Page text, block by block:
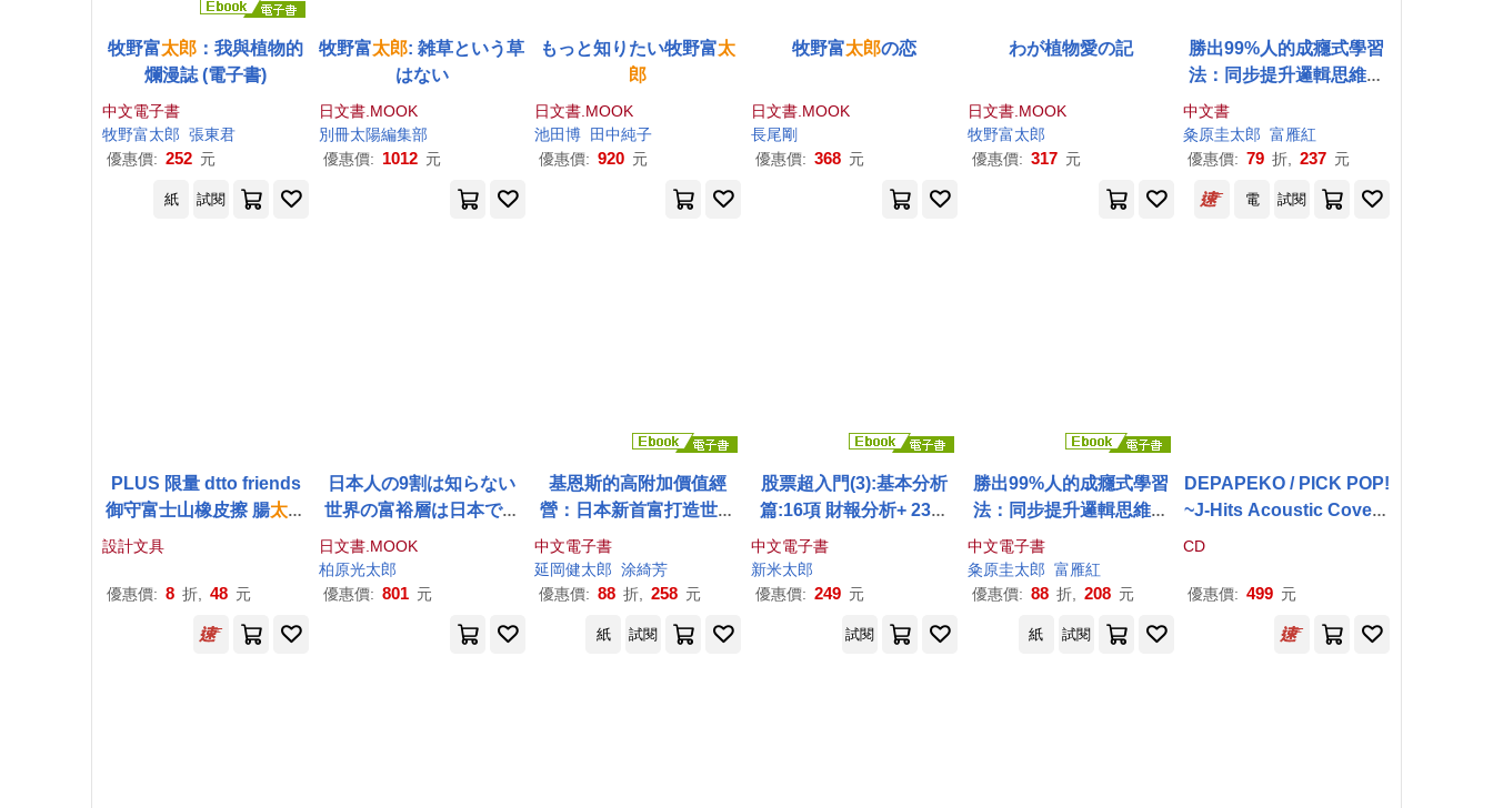
牧野富太郎 ：我與植物的
爛漫誌 (電子書)
中文電子書
牧野富太郎 張東君
優惠價: 252 元
牧野富太郎: 雑草という草
はない
日文書.MOOK
別冊太陽編集部
優惠價: 1012 元
もっと知りたい牧野富太
郎
日文書.MOOK
池田博
田中純子
優惠價: 920 元
牧野富太郎の恋
日文書.MOOK
長尾剛
優惠價: 368 元
わが植物愛の記
日文書.MOOK
牧野富太郎
優惠價: 317 元
勝出99%人的成癮式學習
法：同步提升邏輯思維、
記憶力和專注力，輕鬆成
為「會學習的人」
中文書
粂原圭太郎 富雁紅
優惠價: 79 折, 237 元
紙 試閱 電 試閱
PLUS 限量 dtto friends
御守富士山橡皮擦 腸太郎
設計文具
優惠價: 8 折, 48 元
日本人の9割は知らない
世界の富裕層は日本で何
を食べているのか? ガス
トロノミーツーリズム最
前線
日文書.MOOK
柏原光太郎
優惠價: 801 元
基恩斯的高附加價值經
營：日本新首富打造世界
頂級企業的原則 (電子書)
中文電子書
延岡健太郎 涂綺芳
優惠價: 88 折, 258 元
股票超入門(3):基本分析
篇:16項 財報分析+ 23類
投資指標 =【倍倍翻】財
富 (電子書)
中文電子書
新米太郎
優惠價: 249 元
勝出99%人的成癮式學習
法：同步提升邏輯思維、
記憶力和專注力，輕鬆成
為「會學習的人」 (電子
書)
中文電子書
粂原圭太郎 富雁紅
優惠價: 88 折, 208 元
DEPAPEKO / PICK POP!
~J-Hits Acoustic Covers
~【CD+DVD初回盤】
CD
優惠價: 499 元
紙 試閱 試閱 紙 試閱